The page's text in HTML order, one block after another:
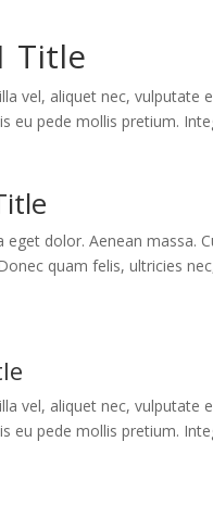
Title
vel, aliquet nec, vulputate
eu pede mollis pretium.
eget dolor. Aenean massa.
quam felis, ultricies
vel, aliquet nec, vulputate
eu pede mollis pretium.